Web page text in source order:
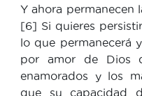
Y ahora permanecen
[6] Si quieres
lo que permanecerá
por amor de Dios
enamorados y los
que su capacidad